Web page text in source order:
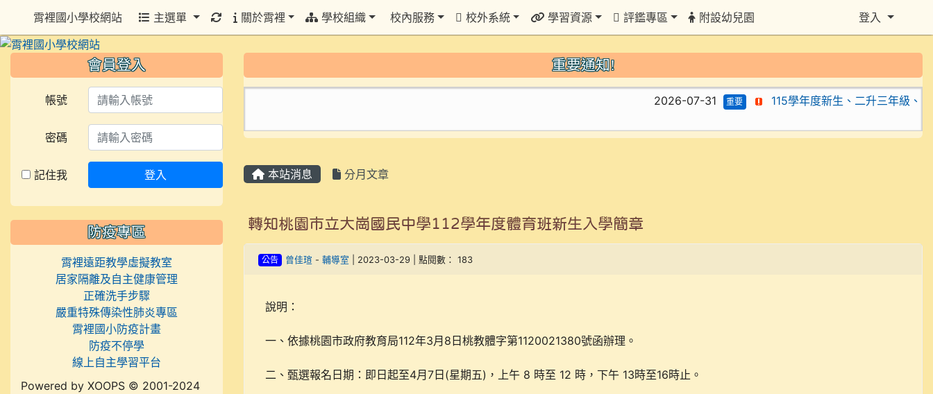
重要通知!
2026-07-31 重要 115學年度新生、二升三年級、四
本站消息 分月文章
轉知桃園市立大崗國民中學112學年度體育班新生入學簡章
公告 曾佳瑄 - 輔導室 | 2023-03-29 | 點閱數： 183
說明：
一、依據桃園市政府教育局112年3月 8 日桃教體字第1120021380號函辦理。
二、甄選報名日期：即日起至4月 7 日 (星期五) ，上午 8 時至 12 時，下午 13時至16時止。
會員登入
帳號
密碼
記住我 登入
防疫專區
霄裡遠距教學虛擬教室
居家隔離及自主健康管理
正確洗手步驟
嚴重特殊傳染性肺炎專區
霄裡國小防疫計畫
防疫不停學
線上自主學習平台
Powered by XOOPS © 2001-2024
霄裡國小學校網站 主選單 重新取得佈景設定
關於霄裡 學校組織 校內服務 校外系統 學習資源 評鑑專區 附設幼兒園 登入